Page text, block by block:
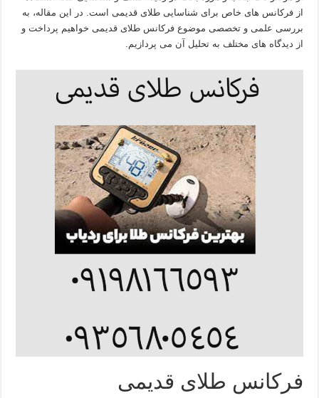
از فرکانس‌ های خاص برای شناسایی طلای قدیمی است. در این مقاله، به
بررسی علمی و تخصصی موضوع فرکانس طلای قدیمی خواهیم پرداخت و
از دیدگاه‌ های مختلف به تحلیل آن می‌ پردازیم.
فرکانس طلای قدیمی